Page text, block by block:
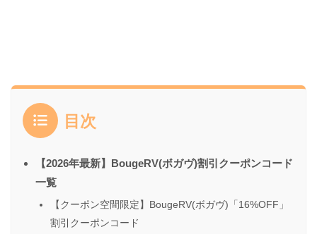
目次
【2026年最新】BougeRV(ボガヴ)割引クーポンコード
一覧
【クーポン空間限定】BougeRV(ボガヴ)「16%OFF」
割引クーポンコード